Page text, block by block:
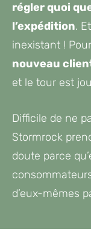
régler quoi
l’expédition.
inexistant !
nouveau
et le tour est
Difficile de ne
Stormrock
doute parce
d’eux-mêmes